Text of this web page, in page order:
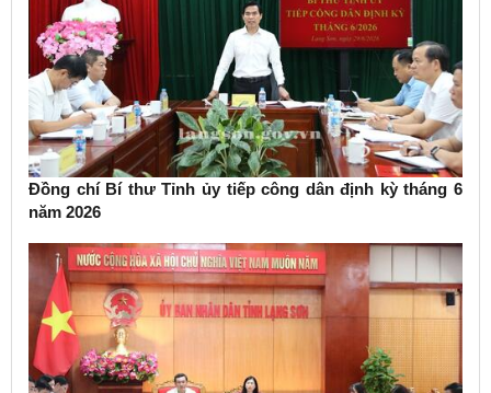
Đồng chí Bí thư Tỉnh ủy tiếp công dân định kỳ tháng 6
năm 2026